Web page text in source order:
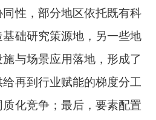
性，部分地区依托既有科
础研究策源地，另一些地
与场景应用落地，形成了
再到行业赋能的梯度分工
化竞争；最后，要素配置